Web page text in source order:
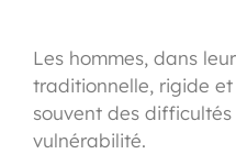
Les hommes, dans
traditionnelle, rigide
souvent des
vulnérabilité.